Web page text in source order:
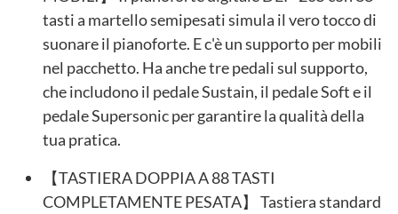
tasti a martello semipesati simula il vero tocco di
suonare il pianoforte. E c'è un supporto per mobili
nel pacchetto. Ha anche tre pedali sul supporto,
che includono il pedale Sustain, il pedale Soft e il
pedale Supersonic per garantire la qualità della
tua pratica.
【TASTIERA DOPPIA A 88 TASTI
COMPLETAMENTE PESATA】 Tastiera standard